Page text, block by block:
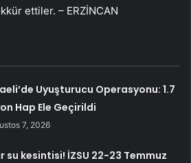
ettiler. – ERZİNCAN
Uyuşturucu Operasyonu: 1.7
Hap Ele Geçirildi
7, 2026
su kesintisi! İZSU 22-23 Temmuz